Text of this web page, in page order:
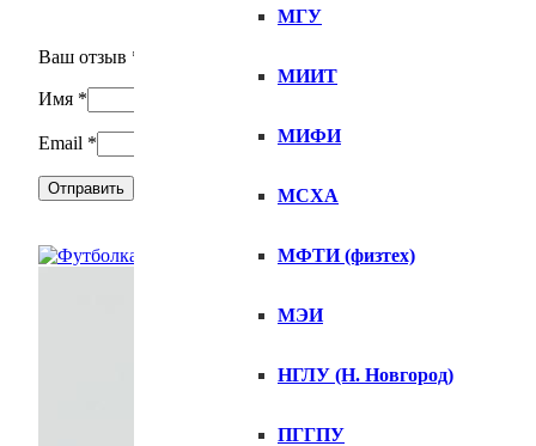
МГУ
МИИТ
МИФИ
МСХА
МФТИ (физтех)
МЭИ
НГЛУ (Н. Новгород)
ПГГПУ
Ваш отзыв *
Имя *
Email *